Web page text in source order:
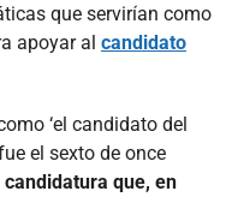
que servirían como
apoyar al candidato
‘el candidato del
el sexto de once
que, en